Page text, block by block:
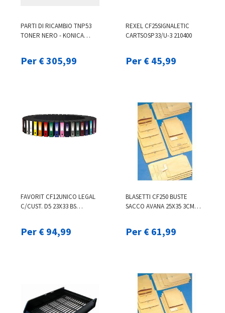
PARTI DI RICAMBIO TNP53
TONER NERO - KONICA
Per € 305,99
REXEL CF25SIGNALETIC
CARTSOSP33/U-3 210400
Per € 45,99
FAVORIT CF12UNICO LEGAL
C/CUST. D5 23X33 BS
Per € 94,99
BLASETTI CF250 BUSTE
SACCO AVANA 25X35 3CM
Per € 61,99